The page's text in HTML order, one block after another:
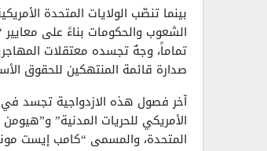
بينما تنصّب الولايات المتحدة
الشعوب والحكومات بناءً على
تماماً، وجهٌ تجسده معتقلات
صدارة قائمة المنتهكين للحقوق
آخر فصول هذه الازدواجية تجسد
الأمريكي للحريات المدنية”
المتحدة، والمسمى “كامب إيست